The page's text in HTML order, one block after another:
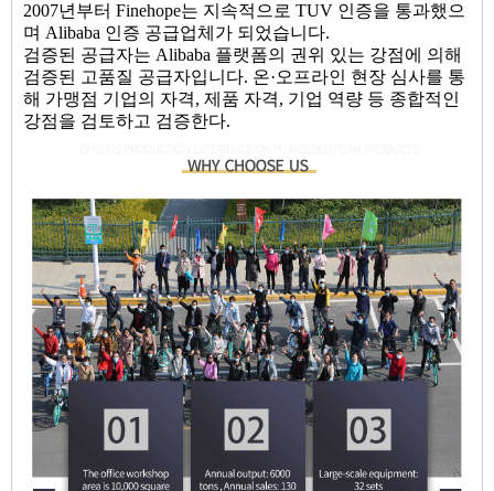
2007년부터 Finehope는 지속적으로 TUV 인증을 통과했으
며 Alibaba 인증 공급업체가 되었습니다.
검증된 공급자는 Alibaba 플랫폼의 권위 있는 강점에 의해
검증된 고품질 공급자입니다. 온·오프라인 현장 심사를 통
해 가맹점 기업의 자격, 제품 자격, 기업 역량 등 종합적인
강점을 검토하고 검증한다.